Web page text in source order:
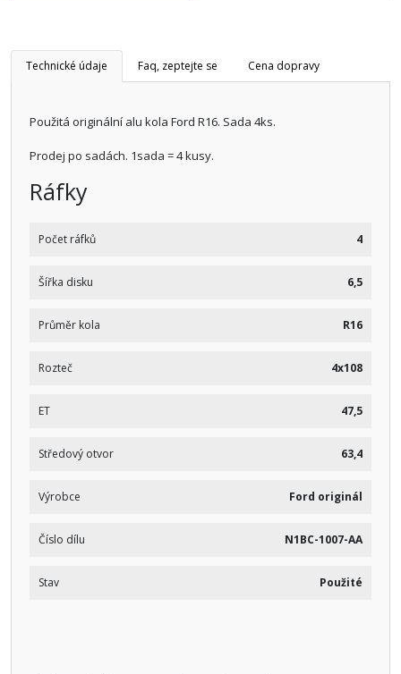
Technické údaje Faq, zeptejte se Cena dopravy
Použitá originální alu kola Ford R16. Sada 4ks.
Prodej po sadách. 1sada = 4 kusy.
Ráfky
Počet ráfků 4
Šířka disku 6,5
Průměr kola R16
Rozteč 4x108
ET 47,5
Středový otvor 63,4
Výrobce Ford originál
Číslo dílu N1BC-1007-AA
Stav Použité